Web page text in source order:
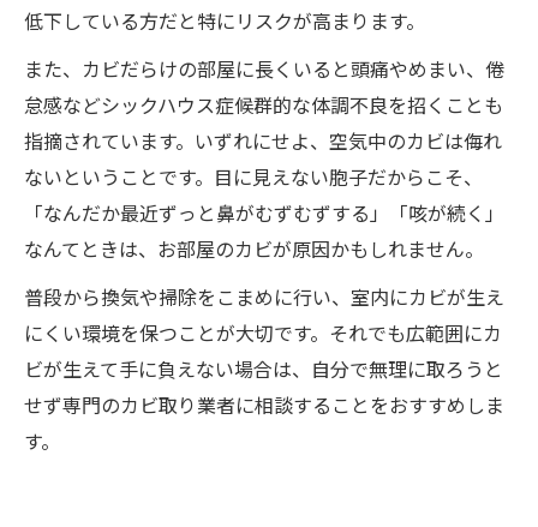
低下している方だと特にリスクが高まります。
また、カビだらけの部屋に長くいると頭痛やめまい、倦
怠感などシックハウス症候群的な体調不良を招くことも
指摘されています。いずれにせよ、空気中のカビは侮れ
ないということです。目に見えない胞子だからこそ、
「なんだか最近ずっと鼻がむずむずする」「咳が続く」
なんてときは、お部屋のカビが原因かもしれません。
普段から換気や掃除をこまめに行い、室内にカビが生え
にくい環境を保つことが大切です。それでも広範囲にカ
ビが生えて手に負えない場合は、自分で無理に取ろうと
せず専門のカビ取り業者に相談することをおすすめしま
す。